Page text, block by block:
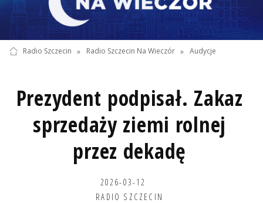
Radio Szczecin » Radio Szczecin Na Wieczór » Audycje
Prezydent podpisał. Zakaz
sprzedaży ziemi rolnej
przez dekadę
2026-03-12
RADIO SZCZECIN